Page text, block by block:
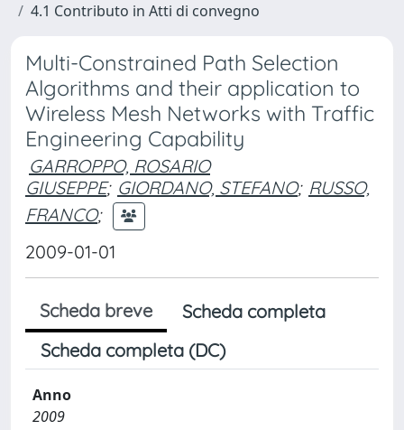
4.1 Contributo in Atti di convegno
Multi-Constrained Path Selection
Algorithms and their application to
Wireless Mesh Networks with Traffic
Engineering Capability
GARROPPO, ROSARIO
GIUSEPPE; GIORDANO, STEFANO; RUSSO,
FRANCO;
2009-01-01
Scheda breve
Scheda completa
Scheda completa (DC)
Anno
2009